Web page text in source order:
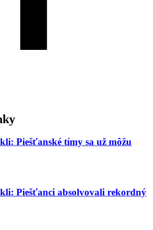
Piešťanské tímy sa už môžu
Piešťanci absolvovali rekordný